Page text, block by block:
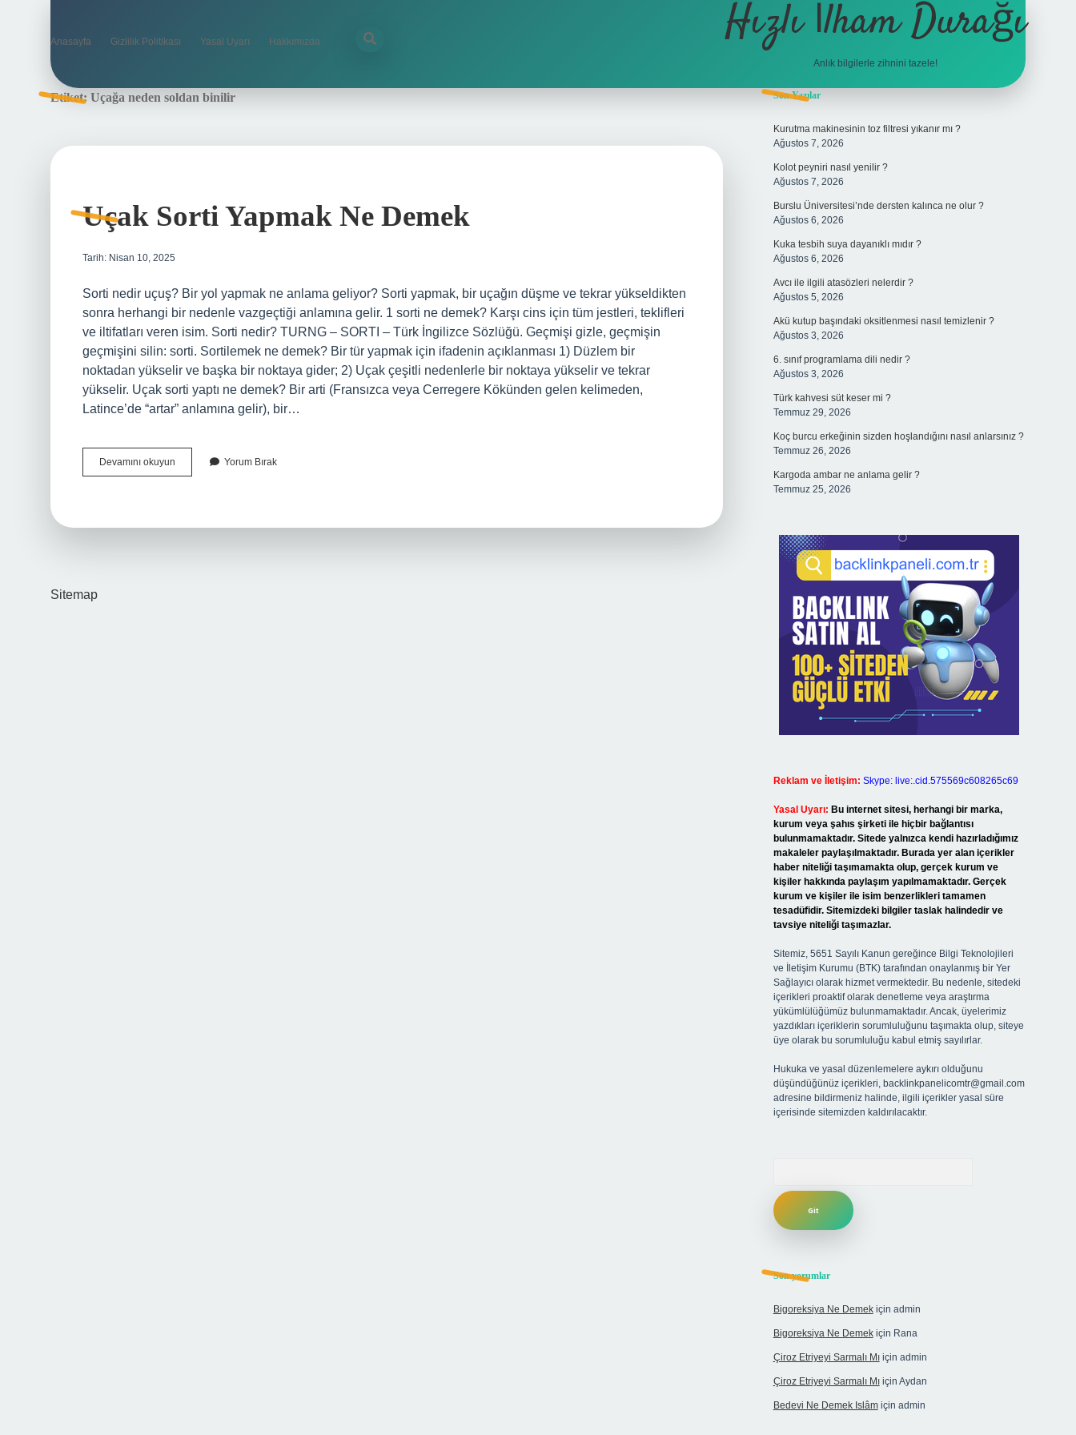
Anasayfa Gizlilik Politikası Yasal Uyarı Hakkımızda Hızlı İlham Durağı
Anlık bilgilerle zihnini tazele!
Etiket: Uçağa neden soldan binilir
Uçak Sorti Yapmak Ne Demek
Tarih: Nisan 10, 2025
Sorti nedir uçuş? Bir yol yapmak ne anlama geliyor? Sorti yapmak, bir uçağın düşme ve tekrar yükseldikten
sonra herhangi bir nedenle vazgeçtiği anlamına gelir. 1 sorti ne demek? Karşı cins için tüm jestleri, teklifleri
ve iltifatları veren isim. Sorti nedir? TURNG – SORTI – Türk İngilizce Sözlüğü. Geçmişi gizle, geçmişin
geçmişini silin: sorti. Sortilemek ne demek? Bir tür yapmak için ifadenin açıklanması 1) Düzlem bir
noktadan yükselir ve başka bir noktaya gider; 2) Uçak çeşitli nedenlerle bir noktaya yükselir ve tekrar
yükselir. Uçak sorti yaptı ne demek? Bir arti (Fransızca veya Cerregere Kökünden gelen kelimeden,
Latince’de “artar” anlamına gelir), bir…
Devamını okuyun
Sorti
Yorum Bırak
Sitemap
Sidebar
Son Yazılar
Kurutma makinesinin toz filtresi yıkanır mı ?
Ağustos 7, 2026
Kolot peyniri nasıl yenilir ?
Ağustos 7, 2026
Burslu Üniversitesi’nde dersten kalınca ne olur ?
Ağustos 6, 2026
Kuka tesbih suya dayanıklı mıdır ?
Ağustos 6, 2026
Avcı ile ilgili atasözleri nelerdir ?
Ağustos 5, 2026
Akü kutup başındaki oksitlenmesi nasıl temizlenir ?
Ağustos 3, 2026
6. sınıf programlama dili nedir ?
Ağustos 3, 2026
Türk kahvesi süt keser mi ?
Temmuz 29, 2026
Koç burcu erkeğinin sizden hoşlandığını nasıl anlarsınız ?
Temmuz 26, 2026
Kargoda ambar ne anlama gelir ?
Temmuz 25, 2026
Reklam ve İletişim: Skype: live:.cid.575569c608265c69
Yasal Uyarı: Bu internet sitesi, herhangi bir marka,
kurum veya şahıs şirketi ile hiçbir bağlantısı
bulunmamaktadır. Sitede yalnızca kendi hazırladığımız
makaleler paylaşılmaktadır. Burada yer alan içerikler
haber niteliği taşımamakta olup, gerçek kurum ve
kişiler hakkında paylaşım yapılmamaktadır. Gerçek
kurum ve kişiler ile isim benzerlikleri tamamen
tesadüfidir. Sitemizdeki bilgiler taslak halindedir ve
tavsiye niteliği taşımazlar.
Sitemiz, 5651 Sayılı Kanun gereğince Bilgi Teknolojileri
ve İletişim Kurumu (BTK) tarafından onaylanmış bir Yer
Sağlayıcı olarak hizmet vermektedir. Bu nedenle, sitedeki
içerikleri proaktif olarak denetleme veya araştırma
yükümlülüğümüz bulunmamaktadır. Ancak, üyelerimiz
yazdıkları içeriklerin sorumluluğunu taşımakta olup, siteye
üye olarak bu sorumluluğu kabul etmiş sayılırlar.
Hukuka ve yasal düzenlemelere aykırı olduğunu
düşündüğünüz içerikleri, backlinkpanelicomtr@gmail.com
adresine bildirmeniz halinde, ilgili içerikler yasal süre
içerisinde sitemizden kaldırılacaktır.
Son yorumlar
Bigoreksiya Ne Demekiçin admin
Bigoreksiya Ne Demekiçin Rana
Çiroz Etriyeyi Sarmalı Mıiçin admin
Çiroz Etriyeyi Sarmalı Mıiçin Aydan
Bedevi Ne Demek Islâmiçin admin